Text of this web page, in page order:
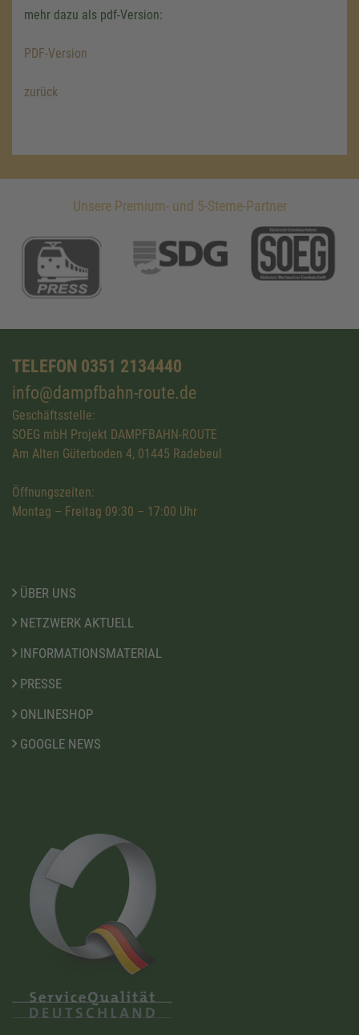
mehr dazu als pdf-Version:
PDF-Version
zurück
Unsere Premium- und 5-Sterne-Partner
TELEFON 0351 2134440
info@dampfbahn-route.de
Geschäftsstelle:
SOEG mbH Projekt DAMPFBAHN-ROUTE
Am Alten Güterboden 4, 01445 Radebeul
Öffnungszeiten:
Montag – Freitag 09:30 – 17:00 Uhr
ÜBER UNS
NETZWERK AKTUELL
INFORMATIONSMATERIAL
PRESSE
ONLINESHOP
GOOGLE NEWS